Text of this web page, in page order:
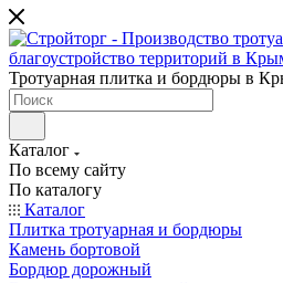
Тротуарная плитка и бордюры в
Каталог
По всему сайту
По каталогу
Каталог
Плитка тротуарная и бордюры
Камень бортовой
Бордюр дорожный